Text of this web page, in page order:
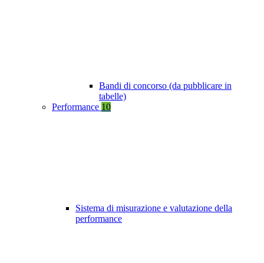
Bandi di concorso (da pubblicare in
tabelle)
Performance 10
Sistema di misurazione e valutazione della
performance